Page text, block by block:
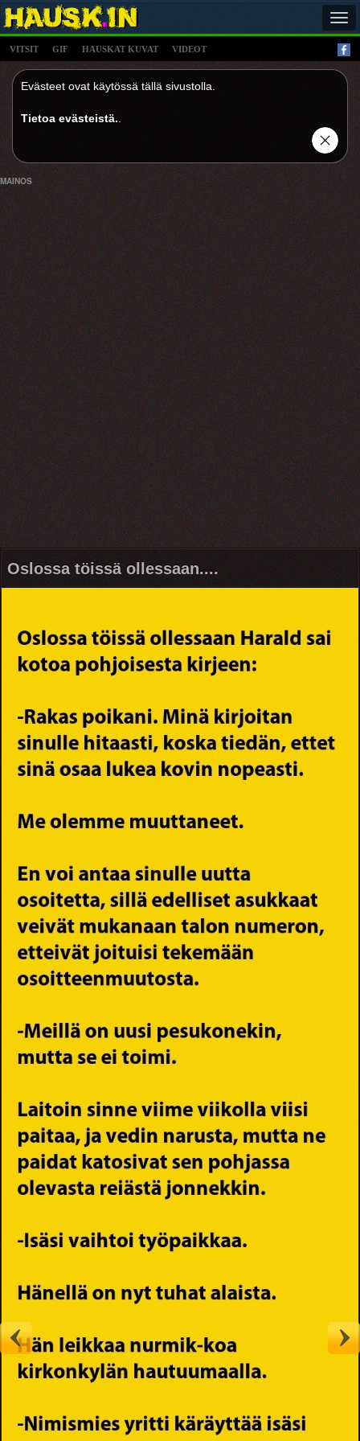
VITSIT GIF HAUSKAT KUVAT VIDEOT
Evästeet ovat käytössä tällä sivustolla.
Tietoa evästeistä.
MAINOS
Oslossa töissä ollessaan....